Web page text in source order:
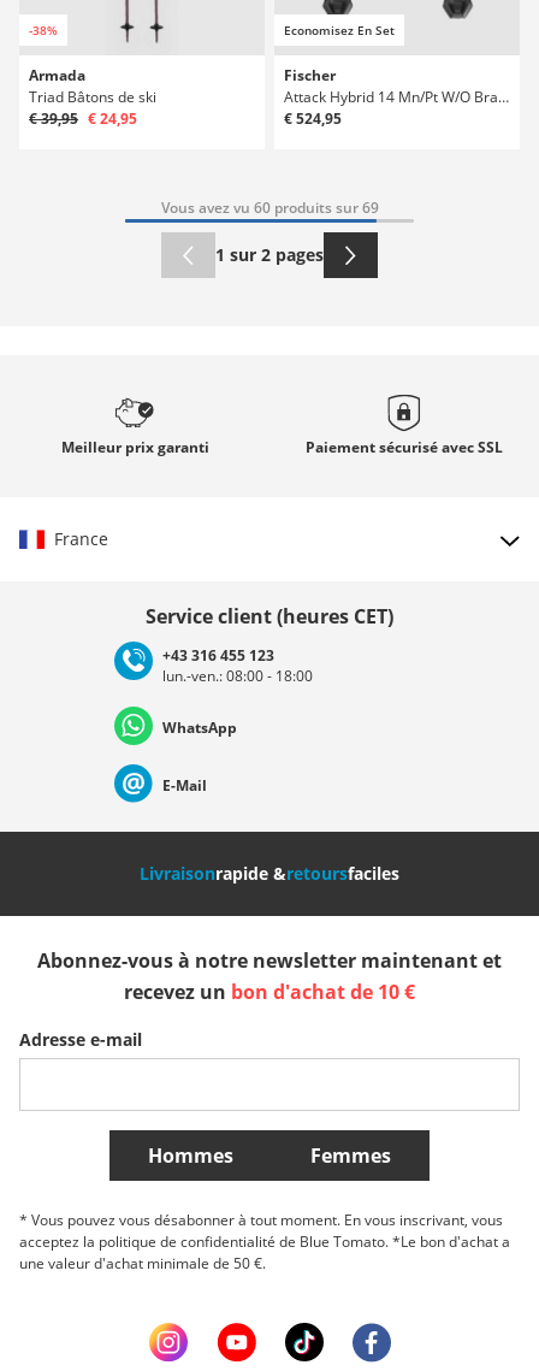
-38%
Armada
Triad Bâtons de ski
€ 39,95 € 24,95
Economisez En Set
Fischer
Attack Hybrid 14 Mn/Pt W/O Brake O 2026 Fixations de ski
€ 524,95
Vous avez vu 60 produits sur 69
1 sur 2 pages
Meilleur prixgaranti Paiement sécurisé avecSSL
France
Deutschland Österreich
Nederland Italia (Italiano) Italien (Deutsch)
Slovenija België (Nederlands)
Belgique (Français) Danmark Norge
Plus de Pays
Service client (heures CET)
+43 316 455 123
lun.-ven.: 08:00 - 18:00
WhatsApp
E-Mail
Livraisonrapide &retoursfaciles
Abonnez-vous à notre newsletter maintenant et
recevez un bon d'achat de 10 €
Adresse e-mail
Hommes Femmes
* Vous pouvez vous désabonner à tout moment. En vous inscrivant, vous
acceptez la politique de confidentialité de Blue Tomato. *Le bon d'achat a
une valeur d'achat minimale de 50 €.